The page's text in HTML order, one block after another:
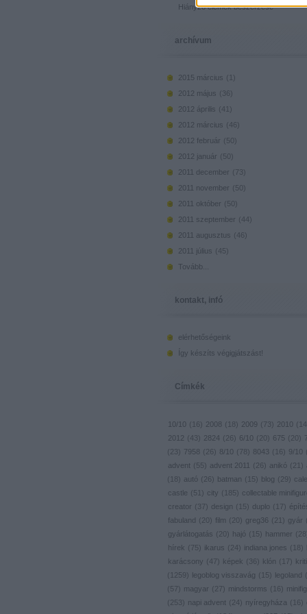
Hiányzó elemek beszerzése
archívum
2015 március (
)
2012 május ( 36 )
2012 április ( 41
)
2012 március ( 46 )
2012 február ( 50)
2012 január ( 50)
2011 december ( 73)
2011 november ( 50)
2011 október ( 50)
2011 szeptember ( 44)
2011 augusztus ( 46 )
2011 július ( 45)
Tovább
kontakt, infó
elérhetőségeink
Így készíts végigjátszást!
Címkék
10/10 ( 16 ) 2008 ( 18 ) 2009 ( 73) 2010 (
2012 ( 43) 2824 ( 26 ) 6/10 ( 20) 675 ( 20)
( 23) 7958 ( 26 ) 8/10 ( 78 ) 8043 ( 16 ) 9/10 (
advent ( 55) advent 2011 ( 26 ) anikó ( 21 )
(
18 ) autó ( 26 ) batman ( 15) blog ( 29)
castle ( 51 ) city ( 185) collectable
creator ( 37) design ( 15) duplo ( 17)
fabuland ( 20) film ( 20) greg36 ( 21 ) gyár (
gyárlátogatás ( 20) hajó ( 15) hammer ( 28
hírek ( 75) ikarus ( 24) indiana jones ( 18 )
karácsony ( 47) képek ( 36 ) klón ( 17)
(
1259) legoblog visszavág ( 15) legoland (
( 57) magyar ( 27) mindstorms ( 16 ) minifig
( 253) napi advent ( 24) nyíregyháza ( 16 )